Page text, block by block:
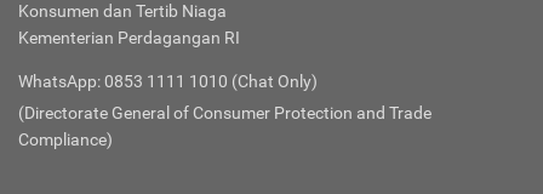
Konsumen dan Tertib Niaga
Kementerian Perdagangan RI
WhatsApp: 0853 1111 1010 (Chat Only)
(Directorate General of Consumer Protection and Trade
Compliance)